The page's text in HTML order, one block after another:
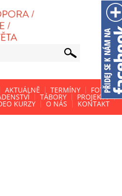
AKTUÁLNĚ TERMÍNY FOTO
TÁBORY PROJEKTY
KURZY O NÁS KONTAKT